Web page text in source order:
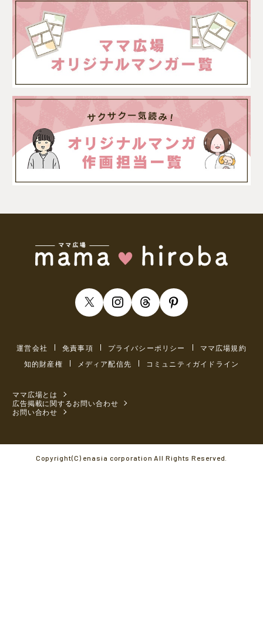
運営会社 免責事項 プライバシーポリシー
ママ広場規約
知的財産権
メディア配信先 コミュニティガイドライン
ママ広場とは
広告掲載に関するお問い合わせ
お問い合わせ
Copyright(C) enasia corporation All Rights Reserved.